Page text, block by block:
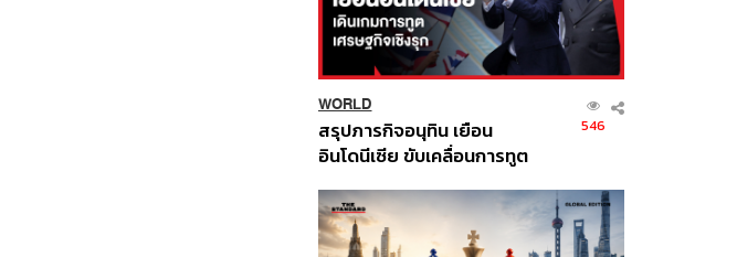
WORLD
สรุปภารกิจอนุทิน เยือน
อินโดนีเซีย ขับเคลื่อนการทูต
ส่วนยุทธศาสตร์ไทย –
อินโดนีเซีย
546